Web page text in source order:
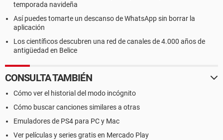
temporada navideña
Así puedes tomarte un descanso de WhatsApp sin borrar la
aplicación
Los científicos descubren una red de canales de 4.000 años de
antigüedad en Belice
CONSULTA TAMBIÉN
Cómo ver el historial del modo incógnito
Cómo buscar canciones similares a otras
Emuladores de PS4 para PC y Mac
Ver películas y series gratis en Mercado Play